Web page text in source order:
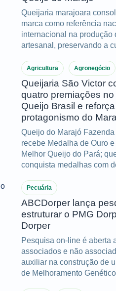
Queijaria marajoara
marca como referência
internacional na produção
artesanal, preservando a
conquistas ao longo de
Agricultura Agronegócio
Queijaria São Victor
quatro premiações no
Queijo Brasil e reforça
protagonismo do
Queijo do Marajó
recebe Medalha de Ouro
Melhor Queijo do Pará;
conquista medalhas com
Pecuária
ABCDorper lança
estruturar o PMG
Dorper
Pesquisa on-line é aberta
associados e não
auxiliar na construção de
de Melhoramento